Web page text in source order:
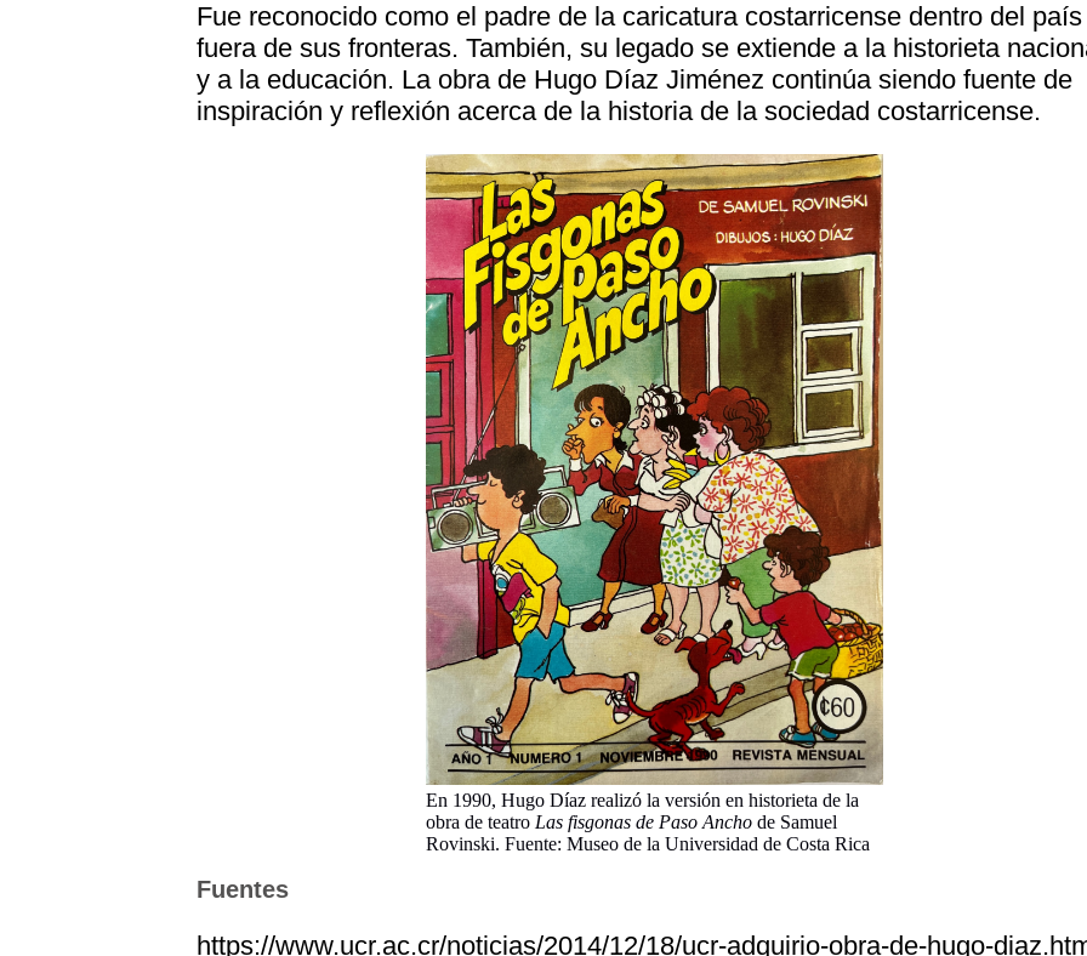
Fue reconocido como el padre de la caricatura costarricense dentro del
fuera de sus fronteras. También, su legado se extiende a la historieta
y a la educación. La obra de Hugo Díaz Jiménez continúa siendo fuente de
inspiración y reflexión acerca de la historia de la sociedad costarricense.
En 1990, Hugo Díaz realizó la versión en historieta de la
obra de teatro Las fisgonas de Paso Anchode Samuel
Rovinski. Fuente: Museo de la Universidad de Costa Rica
Fuentes
https://www.ucr.ac.cr/noticias/2014/12/18/ucr-adquirio-obra-de-hugo-